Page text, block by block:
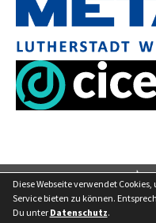
Besucherstatistik
Diese Webseite verwendet
Service bieten zu können.
Du unter Datenschutz.